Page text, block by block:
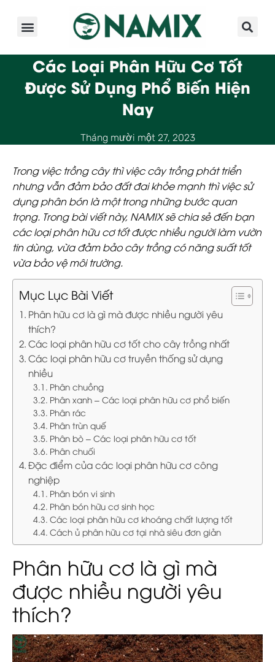
Các Loại Phân Hữu Cơ Tốt
Được Sử Dụng Phổ Biến Hiện
Nay
Tháng mười một 27, 2023
Trong việc trồng cây thì việc cây trồng phát triển
nhưng vẫn đảm bảo đất đai khỏe mạnh thì việc sử
dụng phân bón làmột trong những bước quan
trọng. Trong bài viết này, NAMIX sẽ chia sẻ đến bạn
các loại phân hữu cơ tốt được nhiều người làm vườn
tin dùng, vừa đảm bảo cây trồng có năng suất tốt
vừa bảo vệ môi trường.
Mục Lục Bài Viết
Phân hữu cơ là gì mà được nhiều người yêu
thích?
Các loại phân hữu cơ tốt cho cây trồng nhất
Các loại phân hữu cơ truyền thống sử dụng
nhiều
Phân chuồng
Phân xanh – Các loại phân hữu cơ phổ biến
Phân rác
Phân trùn quế
Phân bò – Các loại phân hữu cơ tốt
Phân chuối
Đặc điểm của các loại phân hữu cơ công
nghiệp
Phân bón vi sinh
Phân bón hữu cơ sinh học
Các loại phân hữu cơ khoáng chất lượng tốt
Cách ủ phân hữu cơ tại nhà siêu đơn giản
Phân hữu cơ là gì mà
được nhiều người yêu
thích?